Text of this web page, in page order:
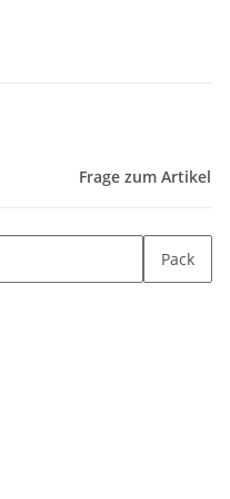
Frage zum Artikel
Pack